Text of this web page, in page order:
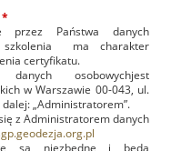
*
przez Państwa danych
szkolenia ma charakter
certyfikatu.
danych osobowychjest
w Warszawie 00-043, ul.
„Administratorem”.
z Administratorem danych